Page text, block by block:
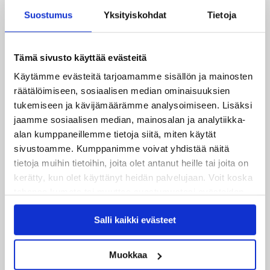
Suostumus Yksityiskohdat Tietoja
Tämä sivusto käyttää evästeitä
Käytämme evästeitä tarjoamamme sisällön ja mainosten
räätälöimiseen, sosiaalisen median ominaisuuksien
tukemiseen ja kävijämäärämme analysoimiseen. Lisäksi
jaamme sosiaalisen median, mainosalan ja analytiikka-
alan kumppaneillemme tietoja siitä, miten käytät
sivustoamme. Kumppanimme voivat yhdistää näitä
tietoja muihin tietoihin, joita olet antanut heille tai joita on
kerätty, kun olet käyttänyt heidän palvelujaan. Voit koska
käytöstäEvästeet-sivultamme.
Salli kaikki evästeet
Muokkaa
04.08.2026
Joukkueen yhteisharjoitukset ovat alkaneet – ensimmäinen
mittari luvassa jo heti viikonloppuna Tampere Cupissa!
29.07.2026
JYPin harjoitusottelut tulevalle 2026-2027 kaudelle on
julkaistu!
27.07.2026
Ruotsalaishyökkääjä Arvid Costmar JYPiin
25.06.2026
JYP ja Secto Rally Finland yhteistyöhön
Liiga-kauden 2026-2027 otteluohjelma on julkaistu!